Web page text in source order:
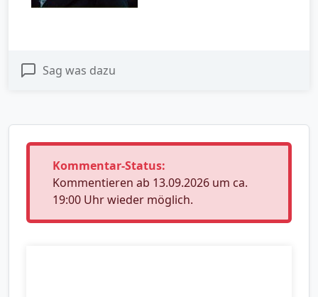
Sag was dazu
Kommentar-Status:
Kommentieren ab 13.09.2026 um ca.
19:00 Uhr wieder möglich.